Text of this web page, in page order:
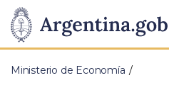
Presidencia
de
Pasar al contenido principal
Ministerio de Economía